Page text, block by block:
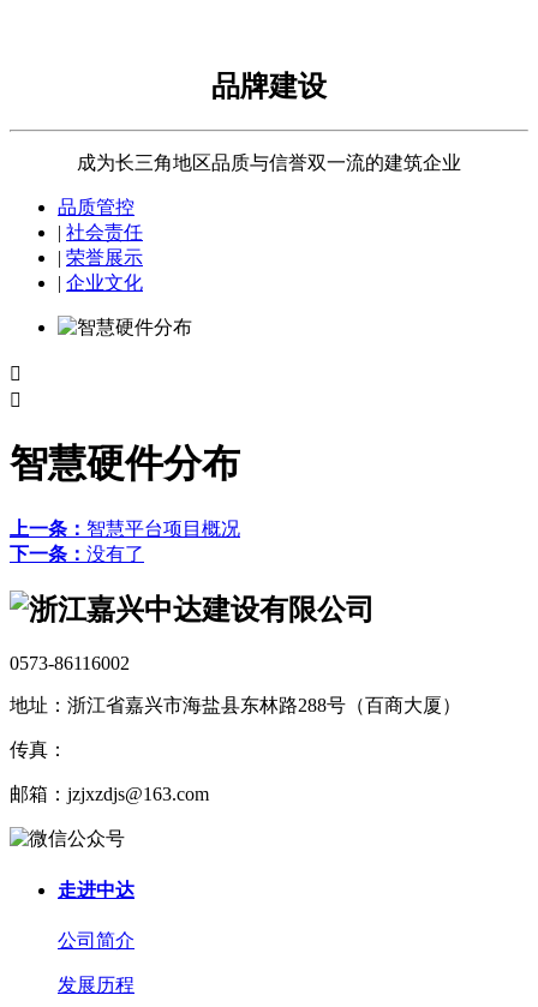
品牌建设
成为长三角地区品质与信誉双一流的建筑企业
品质管控
| 社会责任
| 荣誉展示
| 企业文化


智慧硬件分布
上一条： 智慧平台项目概况
下一条： 没有了
0573-86116002
地址：浙江省嘉兴市海盐县东林路288号（百商大厦）
传真：
邮箱：jzjxzdjs@163.com
走进中达
公司简介
发展历程